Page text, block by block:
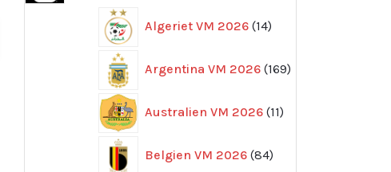
Algeriet VM 2026 14
produkter
Argentina VM 2026 169
produkter
Australien VM 2026 11
produkter
Belgien VM 2026 84
produkter